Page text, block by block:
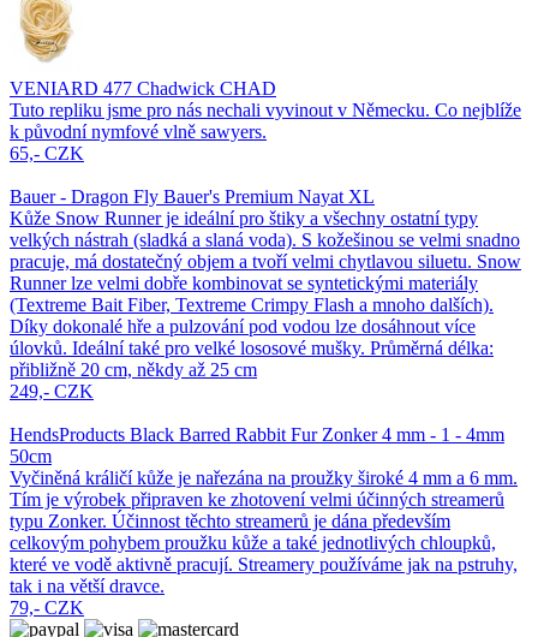
VENIARD 477 Chadwick CHAD
Tuto repliku jsme pro nás nechali vyvinout v Německu. Co nejblíže
k původní nymfové vlně sawyers.
65,- CZK
Bauer - Dragon Fly Bauer's Premium Nayat XL
Kůže Snow Runner je ideální pro štiky a všechny ostatní typy
velkých nástrah (sladká a slaná voda). S kožešinou se velmi snadno
pracuje, má dostatečný objem a tvoří velmi chytlavou siluetu. Snow
Runner lze velmi dobře kombinovat se syntetickými materiály
(Textreme Bait Fiber, Textreme Crimpy Flash a mnoho dalších).
Díky dokonalé hře a pulzování pod vodou lze dosáhnout více
úlovků. Ideální také pro velké lososové mušky. Průměrná délka:
přibližně 20 cm, někdy až 25 cm
249,- CZK
HendsProducts Black Barred Rabbit Fur Zonker 4 mm - 1 - 4mm
50cm
Vyčiněná králičí kůže je nařezána na proužky široké 4 mm a 6 mm.
Tím je výrobek připraven ke zhotovení velmi účinných streamerů
typu Zonker. Účinnost těchto streamerů je dána především
celkovým pohybem proužku kůže a také jednotlivých chloupků,
které ve vodě aktivně pracují. Streamery používáme jak na pstruhy,
tak i na větší dravce.
79,- CZK